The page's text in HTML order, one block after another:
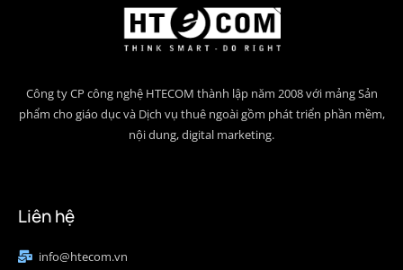
Công ty CP công nghệ HTECOM thành lập năm 2008 với mảng Sản
phẩm cho giáo dục và Dịch vụ thuê ngoài gồm phát triển phần mềm,
nội dung, digital marketing.
Liên hệ
info@htecom.vn